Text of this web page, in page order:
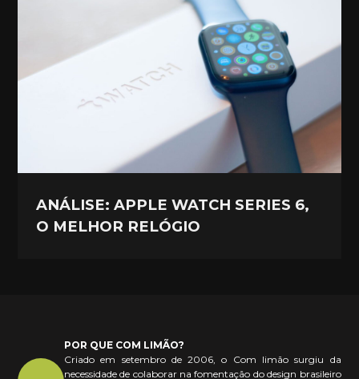
ANÁLISE: APPLE WATCH SERIES 6,
O MELHOR RELÓGIO
POR QUE COM LIMÃO?
Criado em setembro de 2006, o Com limão surgiu da
necessidade de colaborar na fomentação do design brasileiro